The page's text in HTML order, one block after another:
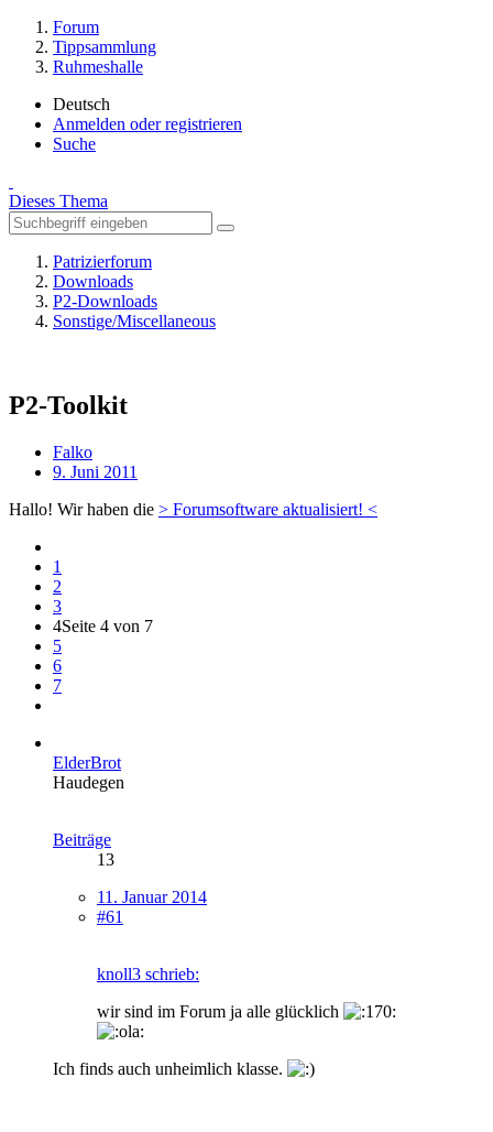
Forum
Tippsammlung
Ruhmeshalle
Deutsch
Anmelden oder registrieren
Suche
Dieses Thema
Patrizierforum
Downloads
P2-Downloads
Sonstige/Miscellaneous
P2-Toolkit
Falko
9. Juni 2011
Hallo! Wir haben die > Forumsoftware aktualisiert! <
1
2
3
4Seite 4 von 7
5
6
7
ElderBrot
Haudegen
Beiträge
13
11. Januar 2014
#61
knoll3 schrieb:
wir sind im Forum ja alle glücklich
Ich finds auch unheimlich klasse.